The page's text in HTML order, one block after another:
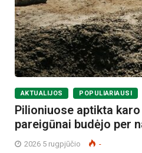
AKTUALIJOS POPULIARIAUSI
Pilioniuose aptikta
pareigūnai budėjo per
2026 5 rugpjūčio -